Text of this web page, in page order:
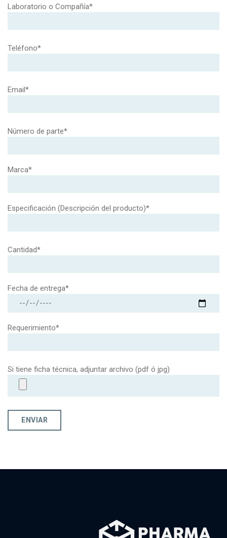
Laboratorio o Compañía*
Teléfono*
Email*
Número de parte*
Marca*
Especificación (Descripción del producto)*
Cantidad*
Fecha de entrega*
Requerimiento*
Si tiene ficha técnica, adjuntar archivo (pdf ó jpg)